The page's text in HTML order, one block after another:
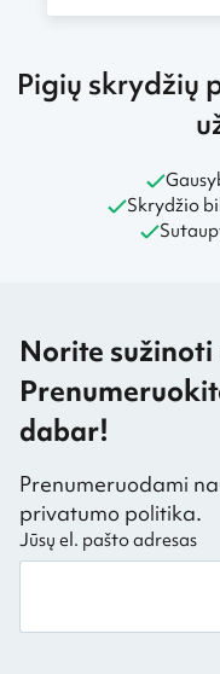
Pigių skrydžių
Skrydžio
Norite
dabar!
Prenumeruodami
privatumo politika.
Jūsų el. pašto adresas